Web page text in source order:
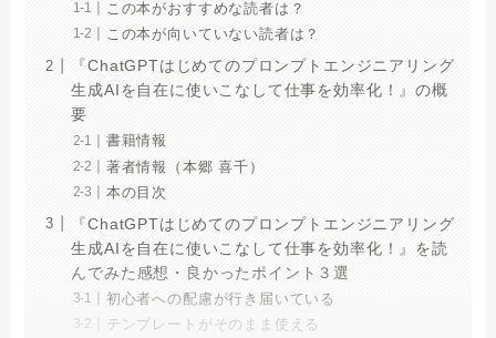
この本がおすすめな読者は？
この本が向いていない読者は？
『ChatGPTはじめてのプロンプトエンジニアリング
生成AIを自在に使いこなして仕事を効率化！』の概
要
書籍情報
著者情報（本郷 喜千）
本の目次
『ChatGPTはじめてのプロンプトエンジニアリング
生成AIを自在に使いこなして仕事を効率化！』を読
んでみた感想・良かったポイント３選
初心者への配慮が行き届いている
テンプレートがそのまま使える